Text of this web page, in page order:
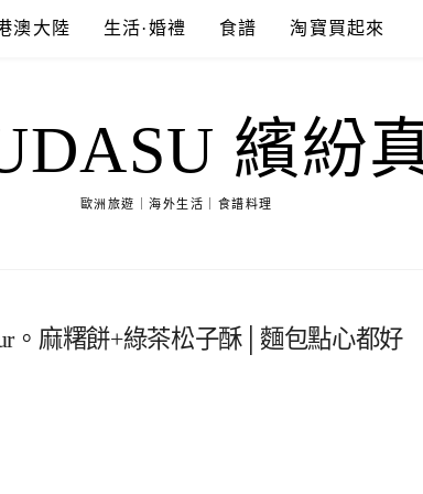
澳大陸 生活·婚禮 食譜 淘寶買起來
繽紛
歐洲旅遊｜海外生活｜食譜料理
。麻糬餅+綠茶松子酥│麵包點心都好